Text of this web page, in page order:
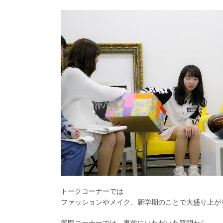
トークコーナーでは
ファッションやメイク、新学期のことで大盛り上が